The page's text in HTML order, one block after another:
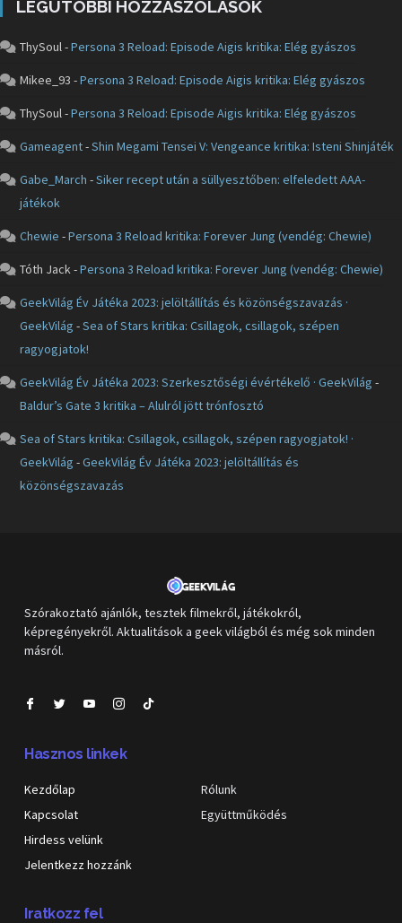
LEGUTÓBBI HOZZÁSZÓLÁSOK
ThySoul-Persona 3 Reload: Episode Aigis kritika: Elég gyászos
Mikee_93 -Persona 3 Reload: Episode Aigis kritika: Elég gyászos
ThySoul-Persona 3 Reload: Episode Aigis kritika: Elég gyászos
Gameagent-Shin Megami Tensei V: Vengeance kritika: Isteni Shinjáték
Gabe_March -Siker recept után a süllyesztőben: elfeledett AAA-
játékok
Chewie -Persona 3 Reload kritika: Forever Jung (vendég: Chewie)
Tóth Jack-Persona 3 Reload kritika: Forever Jung (vendég: Chewie)
GeekVilág Év Játéka 2023: jelöltállítás és közönségszavazás ·
GeekVilág -Sea of Stars kritika: Csillagok, csillagok, szépen
ragyogjatok!
GeekVilág Év Játéka 2023: Szerkesztőségi évértékelő · GeekVilág -
Baldur’s Gate 3 kritika – Alulról jött trónfosztó
Sea of Stars kritika: Csillagok, csillagok, szépen ragyogjatok! ·
GeekVilág -GeekVilág Év Játéka 2023: jelöltállítás és
közönségszavazás
Szórakoztató ajánlók, tesztek filmekről, játékokról,
képregényekről. Aktualitások a geek világból és még sok minden
másról.
Hasznos linkek
Kezdőlap
Kapcsolat
Hirdess velünk
Jelentkezz hozzánk
Rólunk
Együttműködés
Iratkozz fel